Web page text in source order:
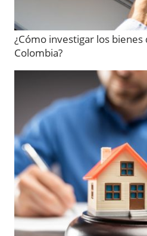
¿Cómo investigar los
Colombia?